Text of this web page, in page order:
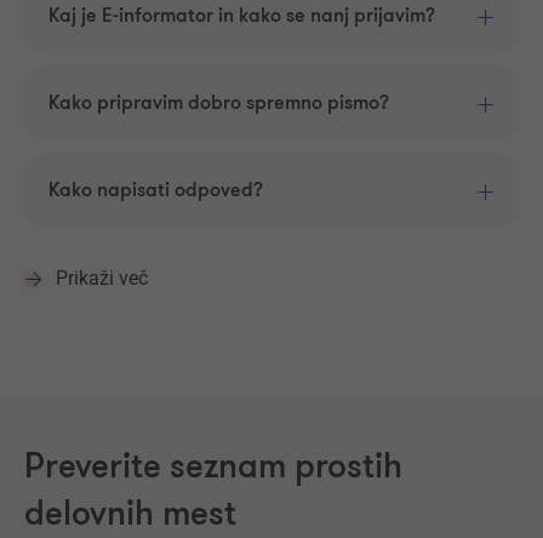
Kaj je E-informator in kako se nanj prijavim?
Kako pripravim dobro spremno pismo?
Kako napisati odpoved?
Prikaži več
Preverite seznam prostih
delovnih mest